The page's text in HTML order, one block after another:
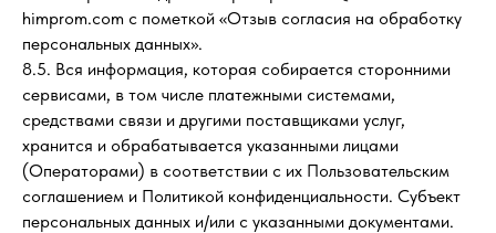
himprom.com с пометкой «Отзыв согласия на обработку
персональных данных».
8.5. Вся информация, которая собирается сторонними
сервисами, в том числе платежными системами,
средствами связи и другими поставщиками услуг,
хранится и обрабатывается указанными лицами
(Операторами) в соответствии с их Пользовательским
соглашением и Политикой конфиденциальности. Субъект
персональных данных и/или с указанными документами.